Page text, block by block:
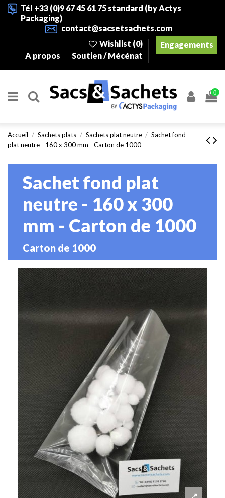
Tél +33 (0)9 67 45 61 75 standard (by Actys
Packaging)
contact@sacsetsachets.com
Wishlist (0)
A propos
Soutien / Mécénat
Engagements
0
Accueil Sachets plats Sachets plat neutre
Sachet fond
plat neutre - 160 x 300 mm - Carton de 1000
Sachet fond plat
neutre - 160 x 300
mm - Carton de 1000
Carton de 1000